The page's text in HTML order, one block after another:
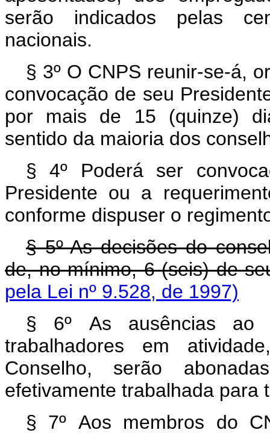
serão indicados pelas
nacionais.
§ 3º O CNPS reunir-se-á,
convocação de seu
por mais de 15 (quinze)
sentido da maioria dos
§ 4º Poderá ser
Presidente ou a
conforme dispuser o
§ 5º As decisões do
de, no mínimo, 6 (seis) de
pela Lei nº 9.528, de 1997)
§ 6º As ausências ao
trabalhadores em
Conselho, serão
efetivamente trabalhada para
§ 7º Aos membros do